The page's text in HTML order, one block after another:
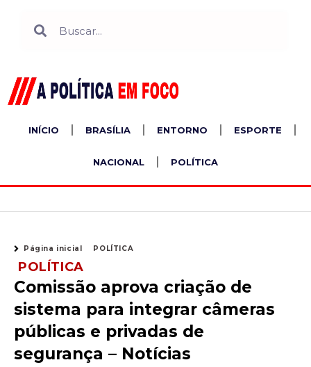
INÍCIO BRASÍLIA ENTORNO ESPORTE
NACIONAL POLÍTICA
Página inicial POLÍTICA
POLÍTICA
Comissão aprova criação de
sistema para integrar câmeras
públicas e privadas de
segurança – Notícias